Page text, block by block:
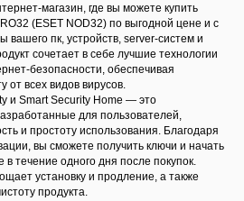
магазин, где вы можете купить
(ESET NOD32) по выгодной цене и с
вашего пк, устройств, server-систем и
сочетает в себе лучшие технологии
безопасности, обеспечивая
от всех видов вирусов.
и Smart Security Home — это
для пользователей,
и простоту использования. Благодаря
вы сможете получить ключи и начать
течение одного дня после покупок.
установку и продление, а также
продукта.